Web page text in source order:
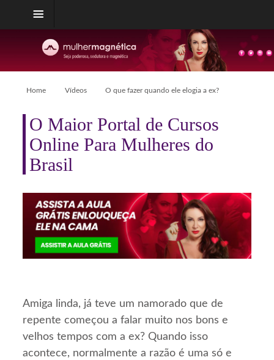
Home Vídeos O que fazer quando ele elogia a ex?
O Maior Portal de Cursos
Online Para Mulheres do
Brasil
Amiga linda, já teve um namorado que de
repente começou a falar muito nos bons e
velhos tempos com a ex? Quando isso
acontece, normalmente a razão é uma só e